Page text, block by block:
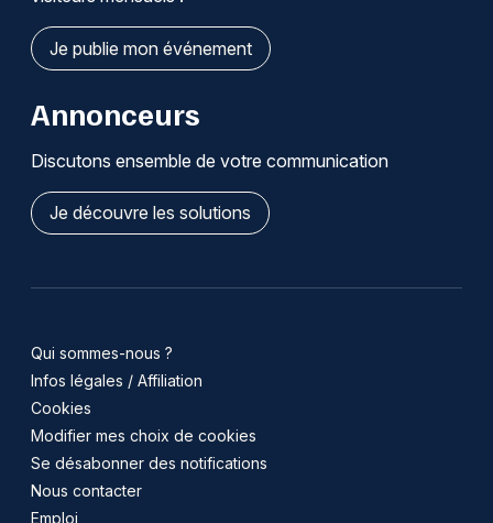
Je publie mon événement
Annonceurs
Discutons ensemble de votre communication
Je découvre les solutions
Qui sommes-nous ?
Infos légales / Affiliation
Cookies
Modifier mes choix de cookies
Se désabonner des notifications
Nous contacter
Emploi